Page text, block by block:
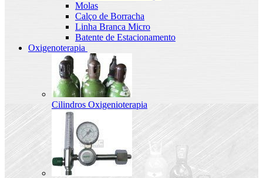
Molas
Calço de Borracha
Linha Branca Micro
Batente de Estacionamento
Oxigenoterapia
Cilindros Oxigenioterapia